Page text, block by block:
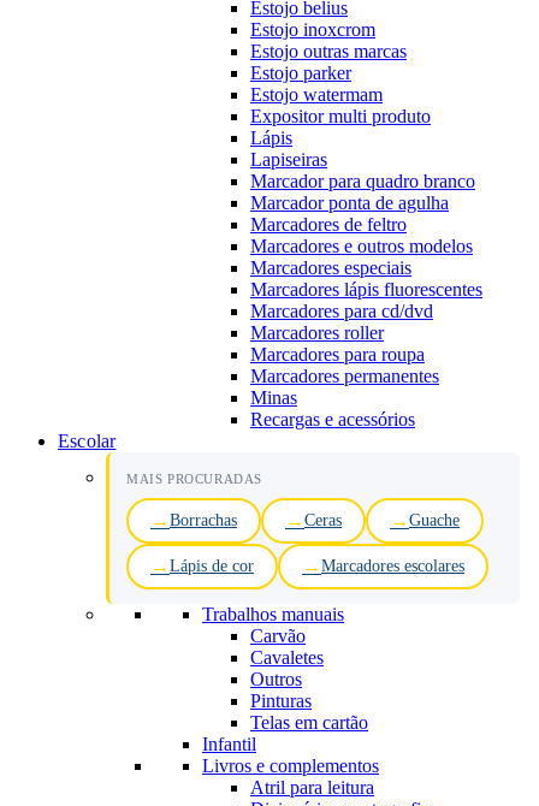
Estojo belius
Estojo inoxcrom
Estojo outras marcas
Estojo parker
Estojo watermam
Expositor multi produto
Lápis
Lapiseiras
Marcador para quadro branco
Marcador ponta de agulha
Marcadores de feltro
Marcadores e outros modelos
Marcadores especiais
Marcadores lápis fluorescentes
Marcadores para cd/dvd
Marcadores roller
Marcadores para roupa
Marcadores permanentes
Minas
Recargas e acessórios
Escolar
MAIS PROCURADAS
Borrachas Ceras Guache
Lápis de cor Marcadores escolares
Trabalhos manuais
Carvão
Cavaletes
Outros
Pinturas
Telas em cartão
Infantil
Livros e complementos
Atril para leitura